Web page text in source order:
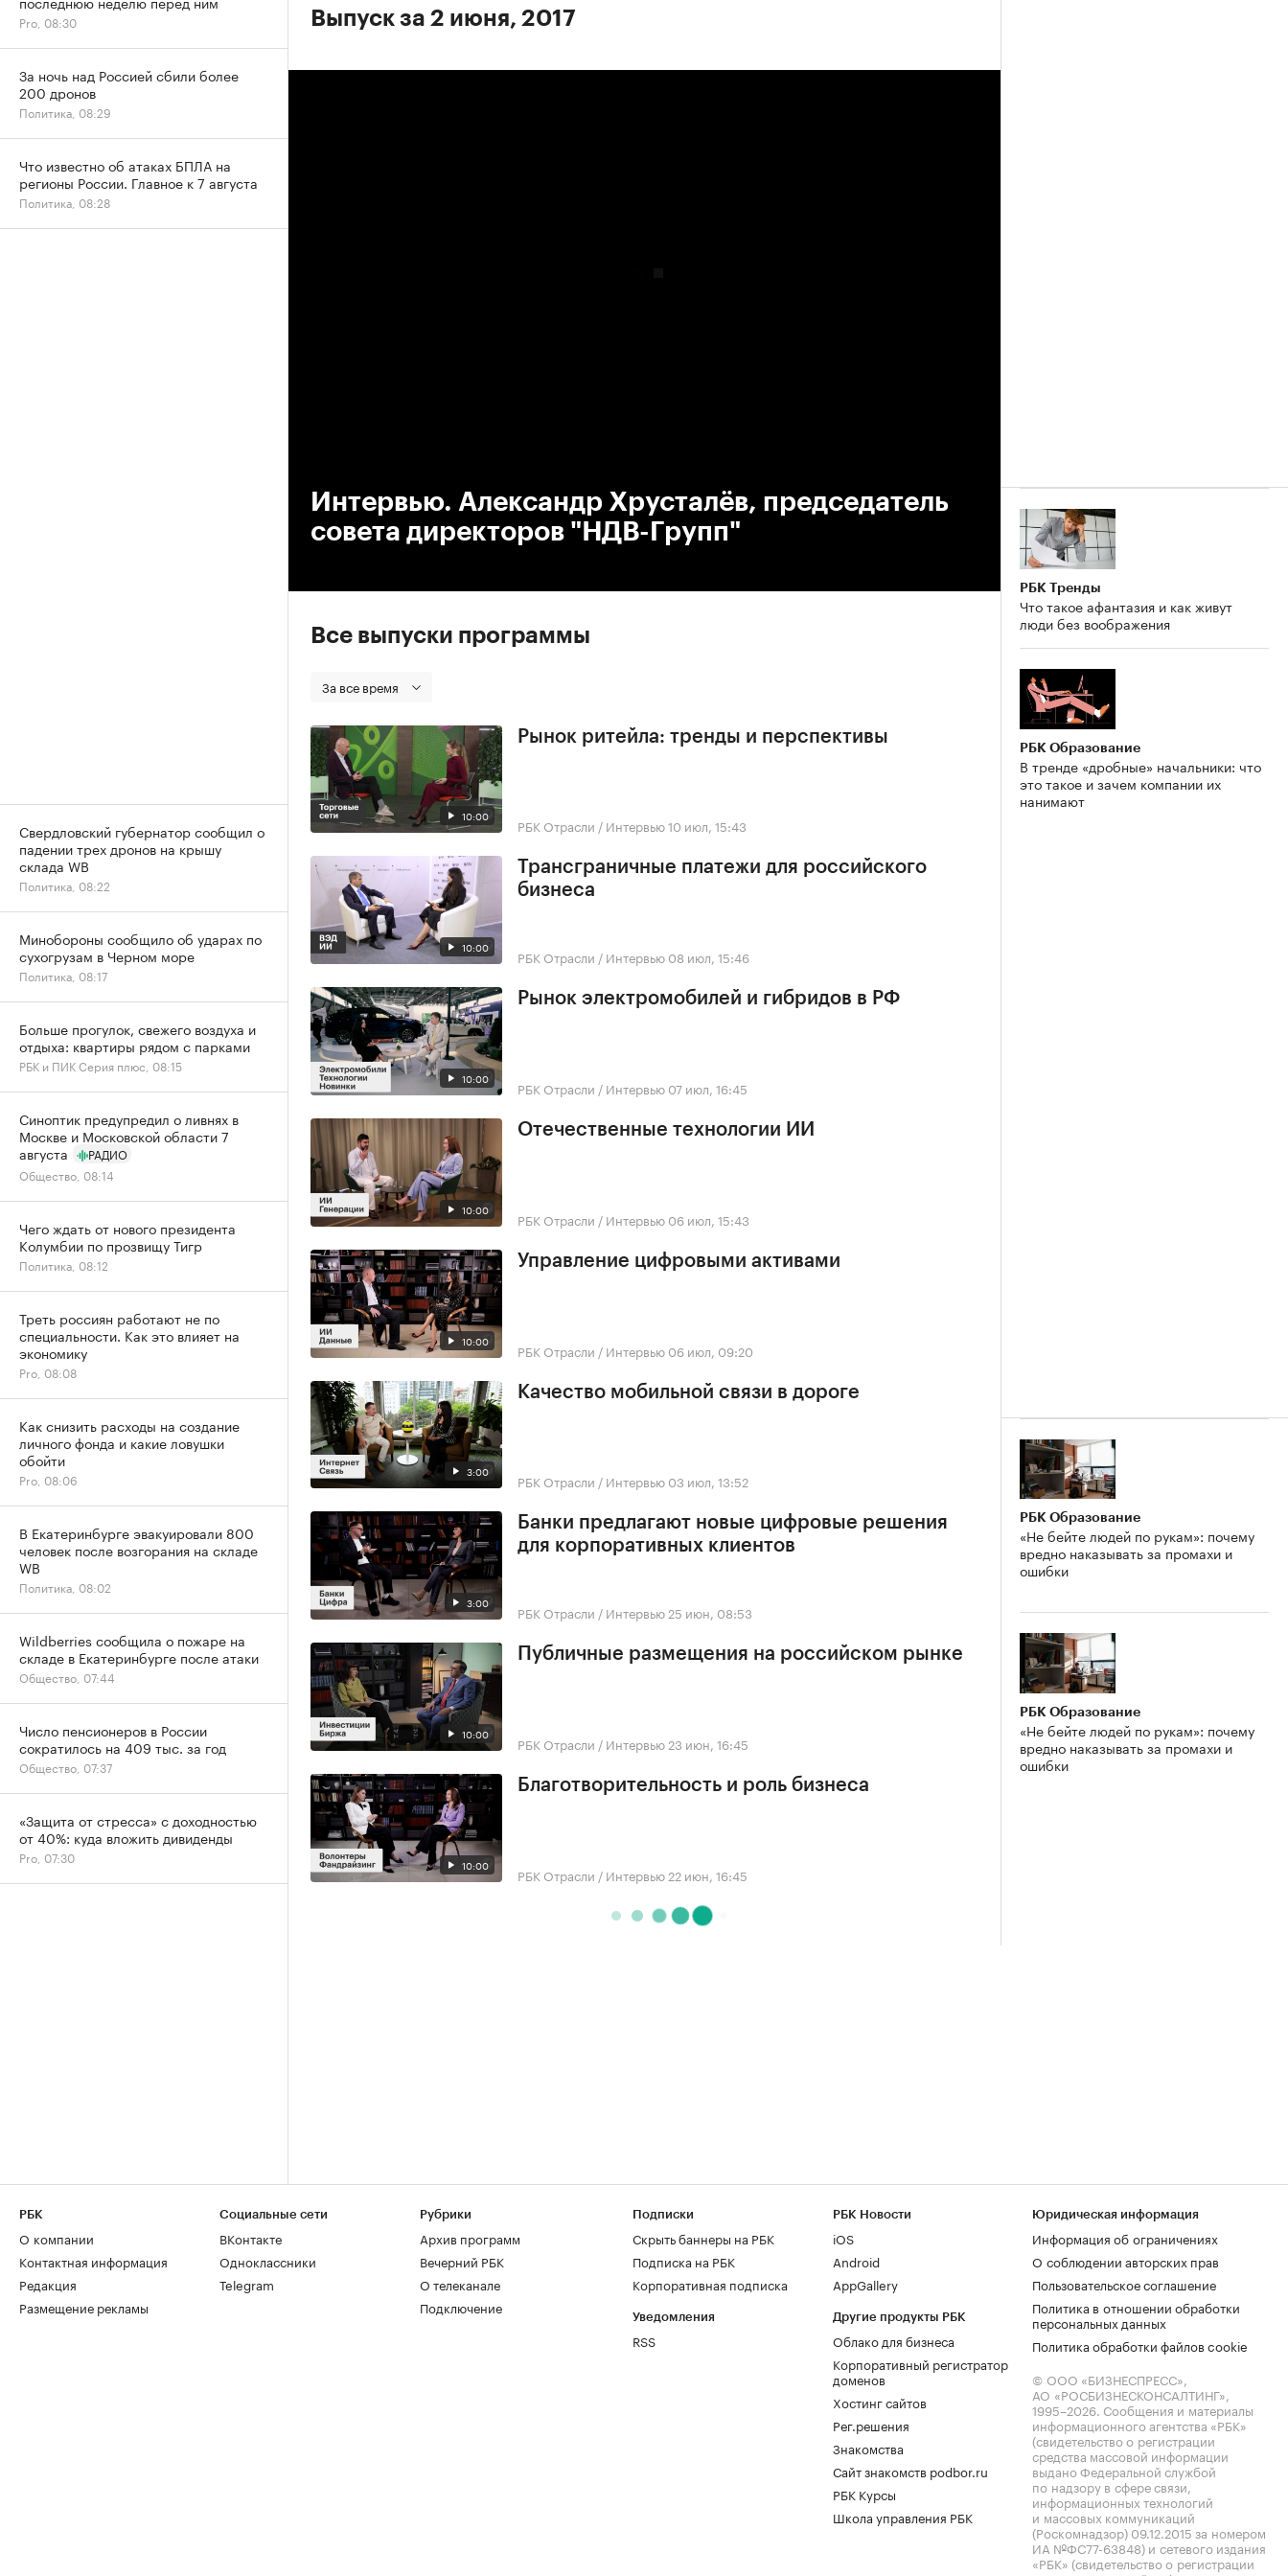
Выпуск за 2 июня, 2017
Интервью. Александр Хрусталёв, председатель
совета директоров "НДВ-Групп"
Все выпуски программы
За все время
10:00
Рынок ритейла: тренды и перспективы
РБК Отрасли / Интервью10 июл, 15:43
10:00
Трансграничные платежи для российского
бизнеса
РБК Отрасли / Интервью 08 июл, 15:46
10:00
Рынок электромобилей и гибридов в РФ
РБК Отрасли / Интервью 07 июл, 16:45
10:00
Отечественные технологии ИИ
РБК Отрасли / Интервью 06 июл, 15:43
10:00
Управление цифровыми активами
РБК Отрасли / Интервью 06 июл, 09:20
3:00
Качество мобильной связи в дороге
РБК Отрасли / Интервью 03 июл, 13:52
3:00
Банки предлагают новые цифровые решения
для корпоративных клиентов
РБК Отрасли / Интервью 25 июн, 08:53
10:00
Публичные размещения на российском рынке
РБК Отрасли / Интервью 23 июн, 16:45
10:00
Благотворительность и роль бизнеса
РБК Отрасли / Интервью 22 июн, 16:45
РБК Тренды
Что такое афантазия и как живут
люди без воображения
РБК Образование
В тренде «дробные» начальники: что
это такое и зачем компании их
нанимают
РБК Образование
«Не бейте людей по рукам»: почему
вредно наказывать за промахи и
ошибки
РБК Образование
«Не бейте людей по рукам»: почему
вредно наказывать за промахи и
ошибки
Pro, 08:30
За ночь над Россией сбили более
200 дронов
Политика, 08:29
Что известно об атаках БПЛА на
регионы России. Главное к 7 августа
Политика, 08:28
Свердловский губернатор сообщил о
падении трех дронов на крышу
склада WB
Политика, 08:22
Минобороны сообщило об ударах по
сухогрузам в Черном море
Политика, 08:17
Больше прогулок, свежего воздуха и
отдыха: квартиры рядом с парками
РБК и ПИК Серия плюс, 08:15
Синоптик предупредил о ливнях в
Москве и Московской области 7
августа
РАДИО
Общество, 08:14
Чего ждать от нового президента
Колумбии по прозвищу Тигр
Политика, 08:12
Треть россиян работают не по
специальности. Как это влияет на
экономику
Pro, 08:08
Как снизить расходы на создание
личного фонда и какие ловушки
обойти
Pro, 08:06
В Екатеринбурге эвакуировали 800
человек после возгорания на складе
WB
Политика, 08:02
Wildberries сообщила о пожаре на
складе в Екатеринбурге после атаки
Общество, 07:44
Число пенсионеров в России
сократилось на 409 тыс. за год
Общество, 07:37
«Защита от стресса» с доходностью
от 40%: куда вложить дивиденды
Pro, 07:30
РБК
О компании
Контактная информация
Редакция
Размещение рекламы
Социальные сети
ВКонтакте
Одноклассники
Telegram
Рубрики
Архив программ
Вечерний РБК
О телеканале
Подключение
Подписки
Скрыть баннеры на РБК
Подписка на РБК
Корпоративная подписка
Уведомления
RSS
РБК Новости
iOS
Android
AppGallery
Другие продукты РБК
Облако для бизнеса
Корпоративный регистратор
доменов
Хостинг сайтов
Рег.решения
Знакомства
Сайт знакомств podbor.ru
РБК Курсы
Школа управления РБК
Юридическая информация
Информация об ограничениях
О соблюдении авторских прав
Пользовательское соглашение
Политика в отношении обработки
персональных данных
Политика обработки файлов cookie
© ООО «БИЗНЕСПРЕСС»,
АО «РОСБИЗНЕСКОНСАЛТИНГ»,
1995–2026. Сообщения и материалы
информационного агентства «РБК»
(свидетельство о регистрации
средства массовой информации
выдано Федеральной службой
по надзору в сфере связи,
информационных технологий
и массовых коммуникаций
(Роскомнадзор) 09.12.2015 за номером
ИА №ФС77-63848) и сетевого издания
«РБК» (свидетельство о регистрации